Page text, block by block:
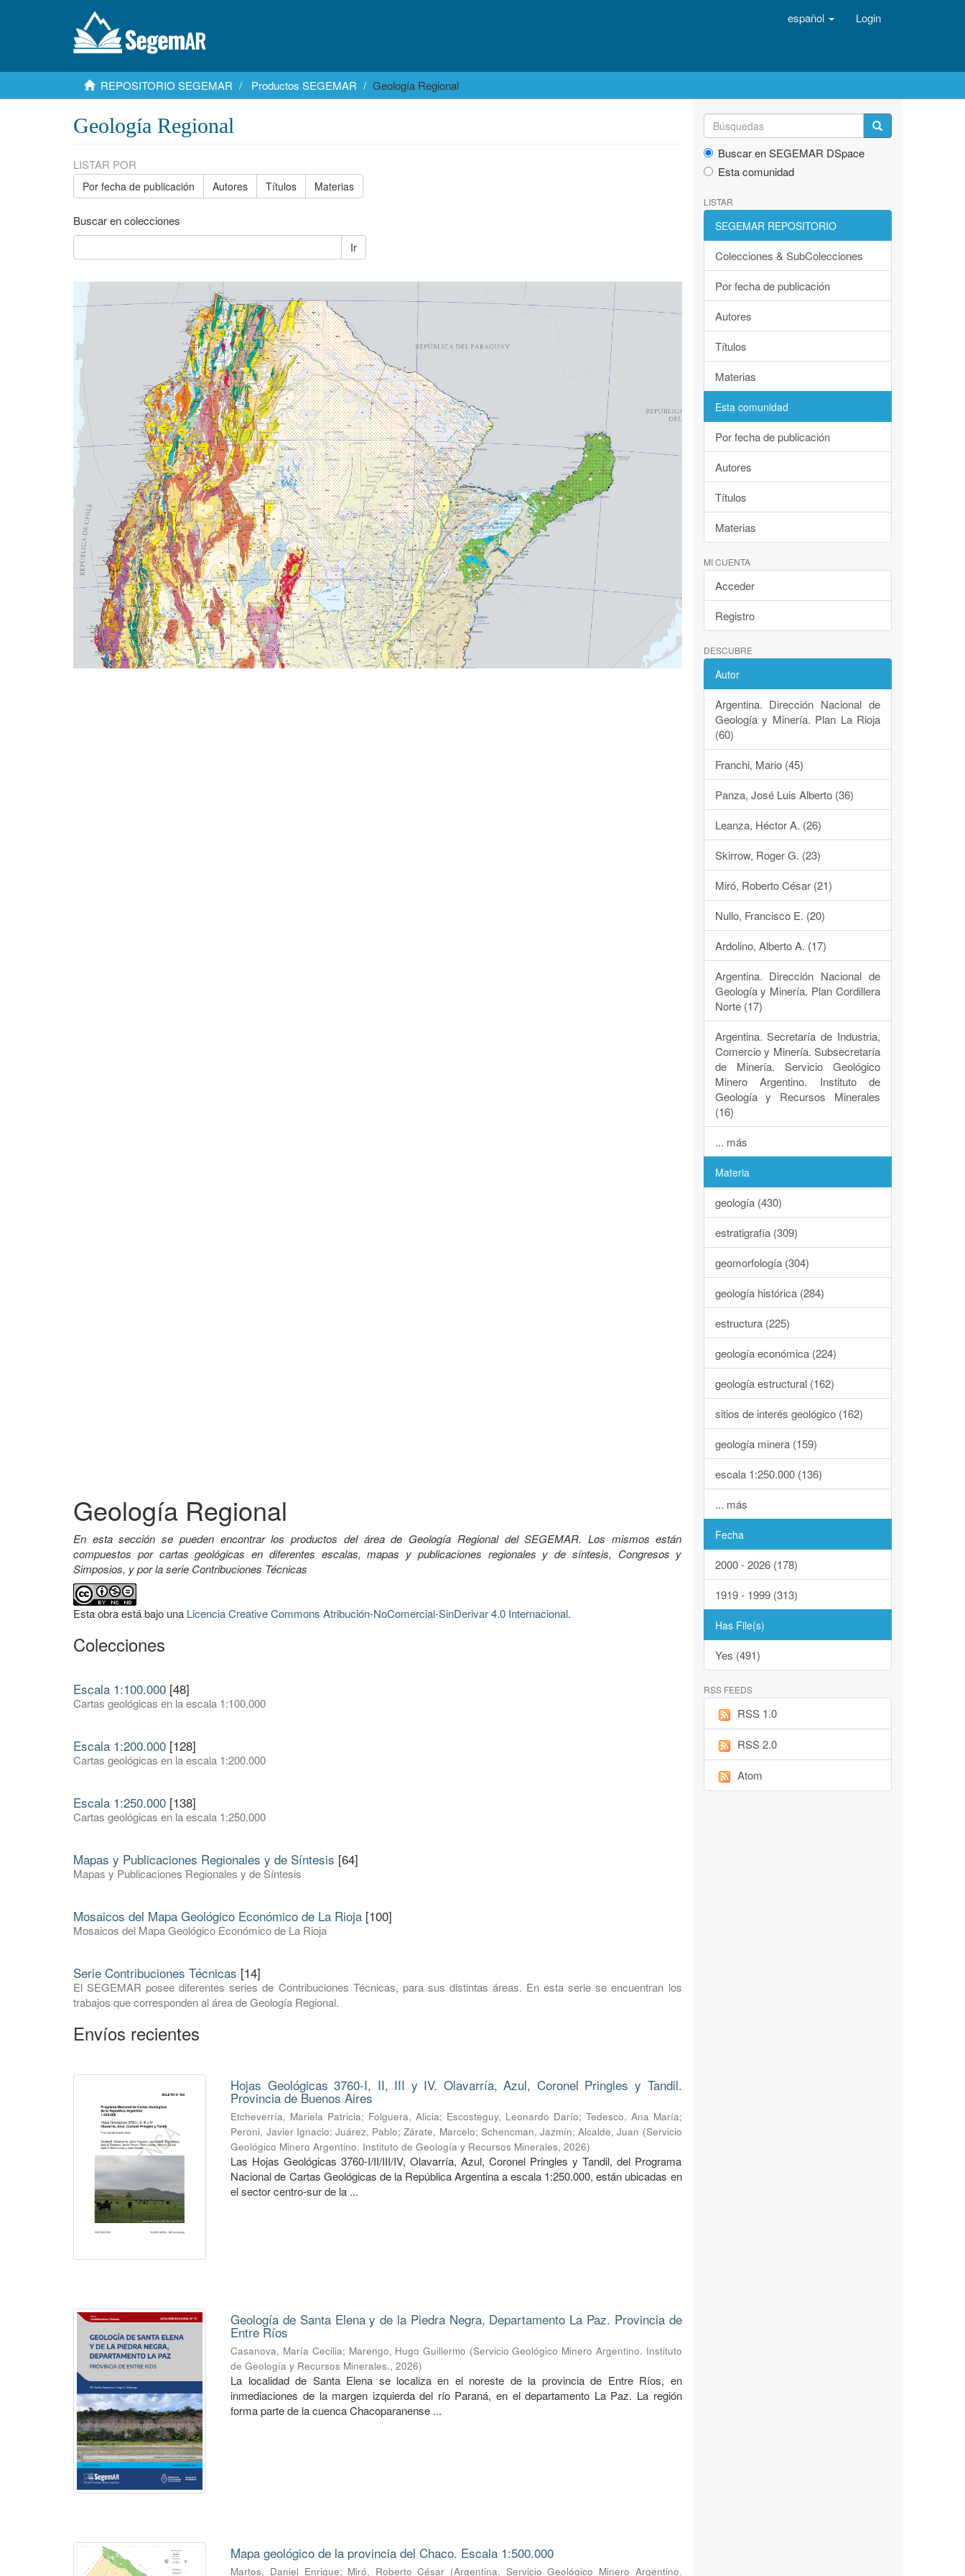
español Login
REPOSITORIO SEGEMAR Productos SEGEMAR Geología Regional
Geología Regional
LISTAR POR
Por fecha de publicación Autores Títulos Materias
Buscar en colecciones
Ir
Geología Regional
En esta sección se pueden encontrar los productos del área de Geología Regional del SEGEMAR. Los mismos están
compuestos por cartas geológicas en diferentes escalas, mapas y publicaciones regionales y de síntesis, Congresos y
Simposios, y por la serie Contribuciones Técnicas
Esta obra está bajo una Licencia Creative Commons Atribución-NoComercial-SinDerivar 4.0 Internacional.
Colecciones
Escala 1:100.000 [48]
Cartas geológicas en la escala 1:100.000
Escala 1:200.000 [128]
Cartas geológicas en la escala 1:200.000
Escala 1:250.000 [138]
Cartas geológicas en la escala 1:250.000
Mapas y Publicaciones Regionales y de Síntesis [64]
Mapas y Publicaciones Regionales y de Síntesis
Mosaicos del Mapa Geológico Económico de La Rioja [100]
Mosaicos del Mapa Geológico Económico de La Rioja
Serie Contribuciones Técnicas [14]
El SEGEMAR posee diferentes series de Contribuciones Técnicas, para sus distintas áreas. En esta serie se encuentran los
trabajos que corresponden al área de Geología Regional.
Envíos recientes
Hojas Geológicas 3760-I, II, III y IV. Olavarría, Azul, Coronel Pringles y Tandil.
Provincia de Buenos Aires
Etcheverría, Mariela Patricia; Folguera, Alicia; Escosteguy, Leonardo Darío; Tedesco, Ana María;
Peroni, Javier Ignacio; Juárez, Pablo;Zárate, Marcelo; Schencman, Jazmín;Alcalde, Juan (Servicio
Geológico Minero Argentino. Instituto de Geología y Recursos Minerales,2026)
Las Hojas Geológicas 3760-I/II/III/IV, Olavarría, Azul, Coronel Pringles y Tandil, del Programa
Nacional de Cartas Geológicas de la República Argentina a escala 1:250.000, están ubicadas en
el sector centro-sur de la ...
Geología de Santa Elena y de la Piedra Negra, Departamento La Paz. Provincia de
Entre Ríos
Casanova, María Cecilia; Marengo, Hugo Guillermo (Servicio Geológico Minero Argentino. Instituto
de Geología y Recursos Minerales.,2026)
La localidad de Santa Elena se localiza en el noreste de la provincia de Entre Ríos, en
inmediaciones de la margen izquierda del río Paraná, en el departamento La Paz. La región
forma parte de la cuenca Chacoparanense ...
Mapa geológico de la provincia del Chaco. Escala 1:500.000
Martos, Daniel Enrique; Miró, Roberto César (Argentina. Servicio Geológico Minero Argentino.
Buscar en SEGEMAR DSpace
Esta comunidad
LISTAR
SEGEMAR REPOSITORIO
Colecciones & SubColecciones
Por fecha de publicación
Autores
Títulos
Materias
Esta comunidad
Por fecha de publicación
Autores
Títulos
Materias
MI CUENTA
Acceder
Registro
DESCUBRE
Autor
Argentina. Dirección Nacional de
Geología y Minería. Plan La Rioja
(60)
Franchi, Mario (45)
Panza, José Luis Alberto (36)
Leanza, Héctor A. (26)
Skirrow, Roger G. (23)
Miró, Roberto César (21)
Nullo, Francisco E. (20)
Ardolino, Alberto A. (17)
Argentina. Dirección Nacional de
Geología y Minería. Plan Cordillera
Norte (17)
Argentina. Secretaría de Industria,
Comercio y Minería. Subsecretaría
de Minería. Servicio Geológico
Minero Argentino. Instituto de
Geología y Recursos Minerales
(16)
... más
Materia
geología (430)
estratigrafía (309)
geomorfología (304)
geología histórica (284)
estructura (225)
geología económica (224)
geología estructural (162)
sitios de interés geológico (162)
geología minera (159)
escala 1:250.000 (136)
... más
Fecha
2000 - 2026 (178)
1919 - 1999 (313)
Has File(s)
Yes (491)
RSS FEEDS
RSS 1.0
RSS 2.0
Atom